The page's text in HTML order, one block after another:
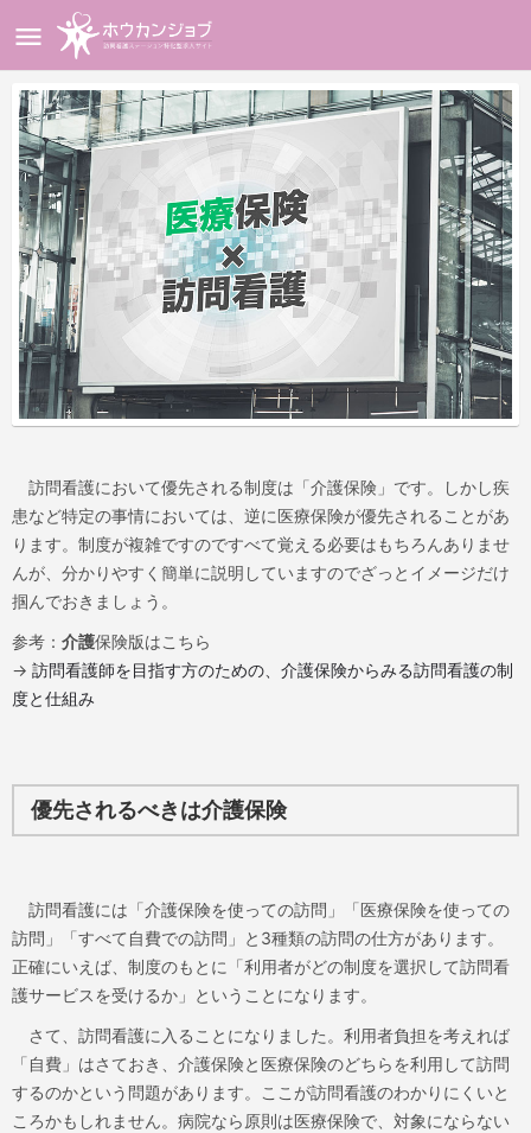
訪問看護において優先される制度は「介護保険」です。しかし疾
患など特定の事情においては、逆に医療保険が優先されることがあ
ります。制度が複雑ですのですべて覚える必要はもちろんありませ
んが、分かりやすく簡単に説明していますのでざっとイメージだけ
掴んでおきましょう。
参考： 介護保険版はこちら
→ 訪問看護師を目指す方のための、介護保険からみる訪問看護の制
度と仕組み
優先されるべきは介護保険
訪問看護には「介護保険を使っての訪問」「医療保険を使っての
訪問」「すべて自費での訪問」と3種類の訪問の仕方があります。
正確にいえば、制度のもとに「利用者がどの制度を選択して訪問看
護サービスを受けるか」ということになります。
さて、訪問看護に入ることになりました。利用者負担を考えれば
「自費」はさておき、介護保険と医療保険のどちらを利用して訪問
するのかという問題があります。ここが訪問看護のわかりにくいと
ころかもしれません。病院なら原則は医療保険で、対象にならない